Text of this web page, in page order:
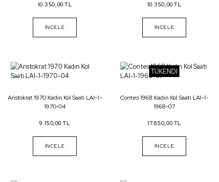
10.350,00 TL
İNCELE
10.350,00 TL
İNCELE
Aristokrat 1970 Kadın Kol Saati LAI-1-
1970-04
9.150,00 TL
İNCELE
TÜKENDİ
Contes 1968 Kadın Kol Saati LAI-1-
1968-07
17.850,00 TL
İNCELE